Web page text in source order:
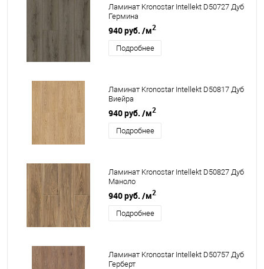
Ламинат Kronostar Intellekt D50727 Дуб
Гермина
940 руб. /м2
Подробнее
Ламинат Kronostar Intellekt D50817 Дуб
Виейра
940 руб. /м2
Подробнее
Ламинат Kronostar Intellekt D50827 Дуб
Маноло
940 руб. /м2
Подробнее
Ламинат Kronostar Intellekt D50757 Дуб
Герберт